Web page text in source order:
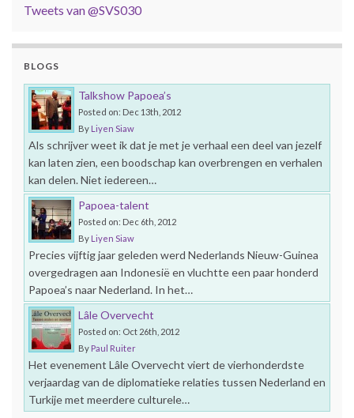
Tweets van @SVS030
BLOGS
Talkshow Papoea’s
Posted on: Dec 13th, 2012
By Liyen Siaw
Als schrijver weet ik dat je met je verhaal een deel van jezelf
kan laten zien, een boodschap kan overbrengen en verhalen
kan delen. Niet iedereen…
Papoea-talent
Posted on: Dec 6th, 2012
By Liyen Siaw
Precies vijftig jaar geleden werd Nederlands Nieuw-Guinea
overgedragen aan Indonesië en vluchtte een paar honderd
Papoea’s naar Nederland. In het…
Lâle Overvecht
Posted on: Oct 26th, 2012
By Paul Ruiter
Het evenement Lâle Overvecht viert de vierhonderdste
verjaardag van de diplomatieke relaties tussen Nederland en
Turkije met meerdere culturele…